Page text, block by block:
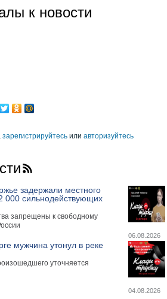
к новости
зарегистрируйтесь или авторизуйтесь
задержали местного
000 сильнодействующих
запрещены к свободному
06.08.2026
мужчина утонул в реке
уточняется
04.08.2026